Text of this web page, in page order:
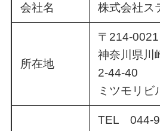
会社名 株式会社ス
所在地
〒214-0021
神奈川県川
2-44-40
ミツモリビ
TEL 044-